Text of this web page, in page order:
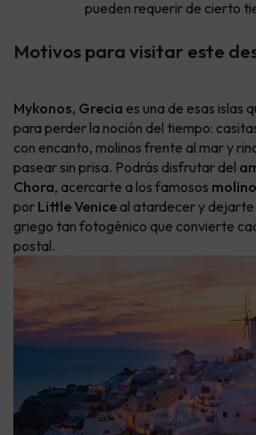
pueden requerir de cierto
Motivos para visitar este
Mykonos, Grecia es una de esas islas
para perder la noción del tiempo:
con encanto, molinos frente al mar y
pasear sin prisa. Podrás disfrutar del
Chora, acercarte a los famosos
por Little Venice al atardecer y
griego tan fotogénico que convierte
postal.